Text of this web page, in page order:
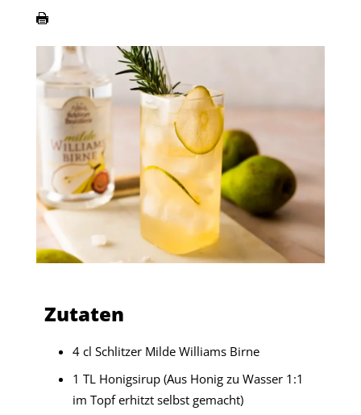
Zutaten
4 cl Schlitzer Milde Williams Birne
1 TL Honigsirup (Aus Honig zu Wasser 1:1
im Topf erhitzt selbst gemacht)